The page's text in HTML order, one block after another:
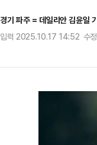
경기 파주 = 데일리안 김윤
입력 2025.10.17 14:52 수